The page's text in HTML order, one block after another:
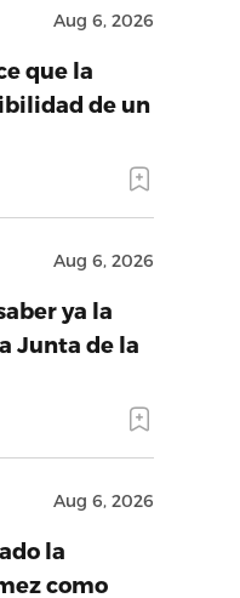
Aug 6, 2026
que la
de un
Aug 6, 2026
ya la
Junta de la
Aug 6, 2026
la
como